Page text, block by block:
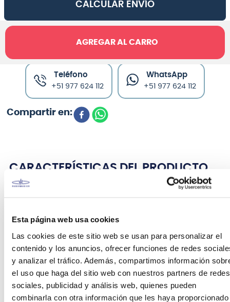
Esta página web usa cookies
Las cookies de este sitio web se usan para personalizar el
contenido y los anuncios, ofrecer funciones de redes
y analizar el tráfico. Además, compartimos información
el uso que haga del sitio web con nuestros partners de redes
sociales, publicidad y análisis web, quienes pueden
combinarla con otra información que les haya proporcionado
CALCULAR ENVÍO
AGREGAR AL CARRO
Canales de venta y asesoría
Teléfono
+51 977 624 112
WhatsApp
+51 977 624 112
CARACTERÍSTICAS DEL PRODUCTO
Con 4 bandas se puede instalar fácilmente en tu
guitarra acústica para amplificar su sonido.
bandas más control de volumen. Cable de
conexión con enchufe de 2,5 mm. Especificaciones: